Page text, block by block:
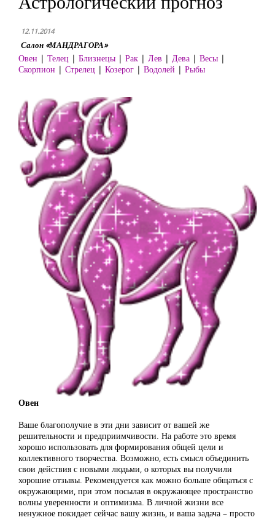
12.11.2014
Салон «МАНДРАГОРА»
Овен | Телец | Близнецы | Рак | Лев | Дева | Весы |
Скорпион | Стрелец | Козерог | Водолей | Рыбы
Овен
Ваше благополучие в эти дни зависит от вашей же
решительности и предприимчивости. На работе это время
хорошо использовать для формирования общей цели и
коллективного творчества. Возможно, есть смысл объединить
свои действия с новыми людьми, о которых вы получили
хорошие отзывы. Рекомендуется как можно больше общаться с
окружающими, при этом посылая в окружающее пространство
волны уверенности и оптимизма. В личной жизни все
ненужное покидает сейчас вашу жизнь, и ваша задача – просто